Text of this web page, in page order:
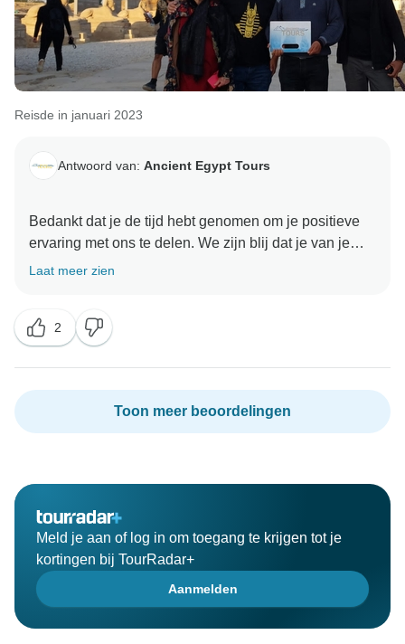
Reisde in januari 2023
Antwoord van: Ancient Egypt Tours
Bedankt dat je de tijd hebt genomen om je positieve
ervaring met ons te delen. We zijn blij dat je van je
avontuur hebt genoten. Je feedback heeft onze dag
je hier binnenkort weer te mogen verwelkomen
Oude Egypte Tours Team
Laat meer zien
2
Toon meer beoordelingen
Meld je aan of log in om toegang te krijgen tot je
kortingen bij TourRadar+
Aanmelden